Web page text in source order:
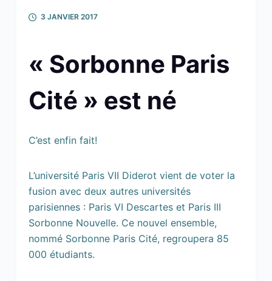
3 JANVIER 2017
« Sorbonne Paris
Cité » est né
C’est enfin fait!
L’université Paris VII Diderot vient de voter la
fusion avec deux autres universités
parisiennes : Paris VI Descartes et Paris III
Sorbonne Nouvelle. Ce nouvel ensemble,
nommé Sorbonne Paris Cité, regroupera 85
000 étudiants.